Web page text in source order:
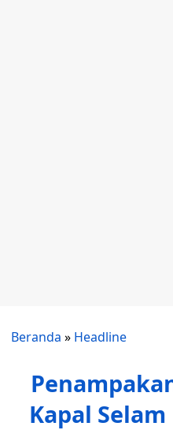
Beranda » Headline
Kapal